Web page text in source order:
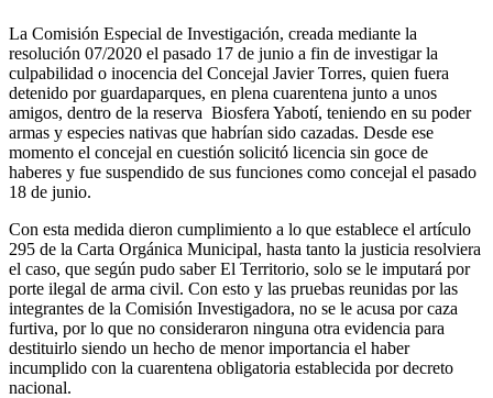
La Comisión Especial de Investigación, creada mediante la
resolución 07/2020 el pasado 17 de junio a fin de investigar la
culpabilidad o inocencia del Concejal Javier Torres, quien fuera
detenido por guardaparques, en plena cuarentena junto a unos
amigos, dentro de la reserva Biosfera Yabotí, teniendo en su poder
armas y especies nativas que habrían sido cazadas. Desde ese
momento el concejal en cuestión solicitó licencia sin goce de
haberes y fue suspendido de sus funciones como concejal el pasado
18 de junio.
Con esta medida dieron cumplimiento a lo que establece el artículo
295 de la Carta Orgánica Municipal, hasta tanto la justicia resolviera
el caso, que según pudo saber El Territorio, solo se le imputará por
porte ilegal de arma civil. Con esto y las pruebas reunidas por las
integrantes de la Comisión Investigadora, no se le acusa por caza
furtiva, por lo que no consideraron ninguna otra evidencia para
destituirlo siendo un hecho de menor importancia el haber
incumplido con la cuarentena obligatoria establecida por decreto
nacional.